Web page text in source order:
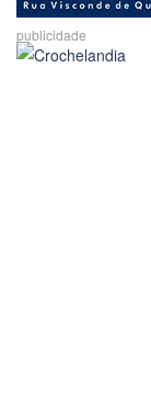
publicidade